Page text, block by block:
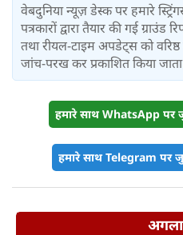
वेबदुनिया न्यूज़ डेस्क पर हमारे
पत्रकारों द्वारा तैयार की गई ग्राउंड
तथा रीयल-टाइम अपडेट्स को वरिष्ठ
जांच-परख कर प्रकाशित किया
हमारे साथ WhatsApp
हमारे साथ Telegram पर